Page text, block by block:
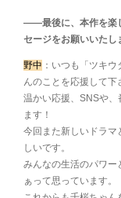
――最後に、本作を楽
セージをお願いいたし
野中 ：いつも「ツキ
んのことを応援して下
温かい応援、SNSや、
ます！
今回また新しいドラマ
しいです。
みんなの生活のパワー
ぁって思っています。